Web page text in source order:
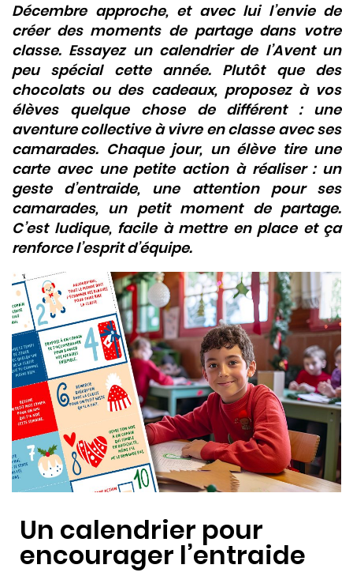
Décembre approche, et avec lui l’envie de
créer des moments de partage dans votre
classe. Essayez un calendrier de l’Avent un
peu spécial cette année. Plutôt que des
chocolats ou des cadeaux, proposez à vos
élèves quelque chose de différent : une
aventure collective à vivre en classe avec ses
camarades. Chaque jour, un élève tire une
carte avec une petite action à réaliser : un
geste d’entraide, une attention pour ses
camarades, un petit moment de partage.
C’est ludique, facile à mettre en place et ça
renforce l’esprit d’équipe.
Un calendrier pour
encourager l’entraide